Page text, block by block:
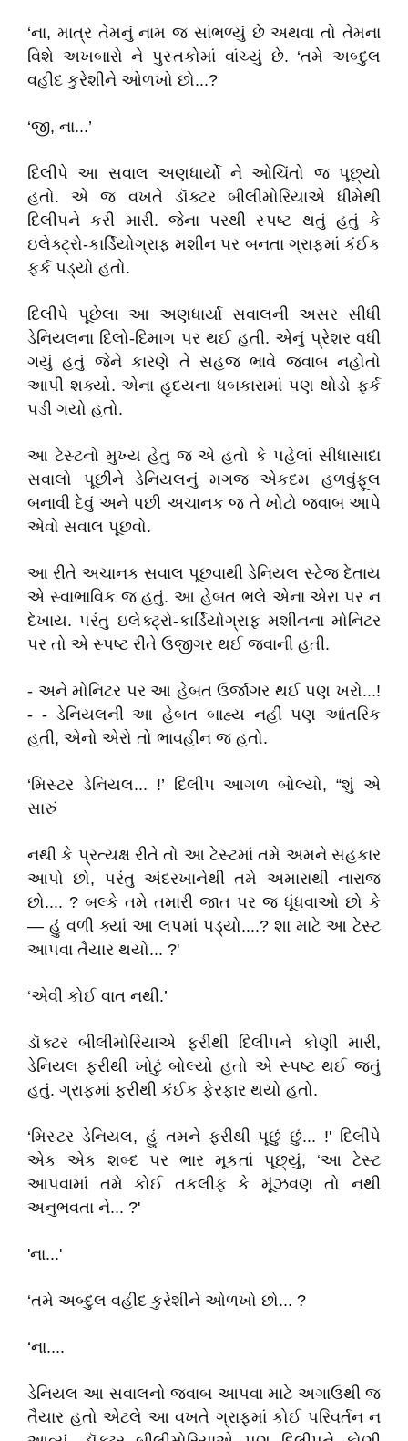
‘ના, માત્ર તેમનું નામ જ સાંભળ્યું છે અથવા તો તેમના
વિશે અખબારો ને પુસ્તકોમાં વાંચ્યું છે. ‘તમે અબ્દુલ
વહીદ કુરેશીને ઓળખો છો...?
‘જી, ના...’
દિલીપે આ સવાલ અણધાર્યો ને ઓચિંતો જ પૂછ્યો
હતો. એ જ વખતે ડૉક્ટર બીલીમોરિયાએ ધીમેથી
દિલીપને કરી મારી. જેના પરથી સ્પષ્ટ થતું હતું કે
ઇલેક્ટ્રો-કાર્ડિયોગ્રાફ મશીન પર બનતા ગ્રાફમાં કંઈક
ફર્ક પડ્યો હતો.
દિલીપે પૂછેલા આ અણધાર્યા સવાલની અસર સીધી
ડેનિયલના દિલો-દિમાગ પર થઈ હતી. એનું પ્રેશર વધી
ગયું હતું જેને કારણે તે સહજ ભાવે જવાબ નહોતો
આપી શક્યો. એના હૃદયના ધબકારામાં પણ થોડો ફર્ક
પડી ગયો હતો.
આ ટેસ્ટનો મુખ્ય હેતુ જ એ હતો કે પહેલાં સીધાસાદા
સવાલો પૂછીને ડેનિયલનું મગજ એકદમ હળવુંફૂલ
બનાવી દેવું અને પછી અચાનક જ તે ખોટો જવાબ આપે
એવો સવાલ પૂછવો.
આ રીતે અચાનક સવાલ પૂછવાથી ડેનિયલ સ્ટેજ દેતાય
એ સ્વાભાવિક જ હતું. આ હેબત ભલે એના એરા પર ન
દેખાય. પરંતુ ઇલેક્ટ્રો-કાર્ડિયોગ્રાફ મશીનના મોનિટર
પર તો એ સ્પષ્ટ રીતે ઉજીગર થઈ જવાની હતી.
- અને મોનિટર પર આ હેબત ઉર્જાગર થઈ પણ ખરો...!
- - ડેનિયલની આ હેબત બાહ્ય નહીં પણ આંતરિક
હતી, એનો એરો તો ભાવહીન જ હતો.
‘મિસ્ટર ડેનિયલ... !’ દિલીપ આગળ બોલ્યો, “શું એ
સારું
નથી કે પ્રત્યક્ષ રીતે તો આ ટેસ્ટમાં તમે અમને સહકાર
આપો છો, પરંતુ અંદરખાનેથી તમે અમારાથી નારાજ
છો.... ? બલ્કે તમે તમારી જાત પર જ ધૂંધવાઓ છો કે
— હું વળી ક્યાં આ લપમાં પડ્યો....? શા માટે આ ટેસ્ટ
આપવા તૈયાર થયો... ?'
‘એવી કોઈ વાત નથી.’
ડૉક્ટર બીલીમોરિયાએ ફરીથી દિલીપને કોણી મારી,
ડેનિયલ ફરીથી ખોટું બોલ્યો હતો એ સ્પષ્ટ થઈ જતું
હતું. ગ્રાફમાં ફરીથી કંઈક ફેરફાર થયો હતો.
‘મિસ્ટર ડેનિયલ, હું તમને ફરીથી પૂછું છું... !' દિલીપે
એક એક શબ્દ પર ભાર મૂકતાં પૂછ્યું, ‘આ ટેસ્ટ
આપવામાં તમે કોઈ તકલીફ કે મૂંઝવણ તો નથી
અનુભવતા ને... ?'
'ના...'
‘તમે અબ્દુલ વહીદ કુરેશીને ઓળખો છો... ?
‘ના....
ડેનિયલ આ સવાલનો જવાબ આપવા માટે અગાઉથી જ
તૈયાર હતો એટલે આ વખતે ગ્રાફમાં કોઈ પરિવર્તન ન